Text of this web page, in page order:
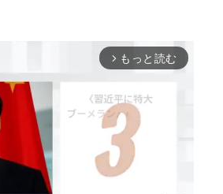
arrow_forward_ios もっと読む